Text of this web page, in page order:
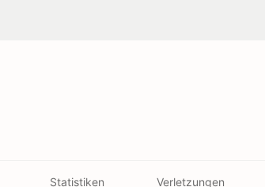
Statistiken Verletzungen